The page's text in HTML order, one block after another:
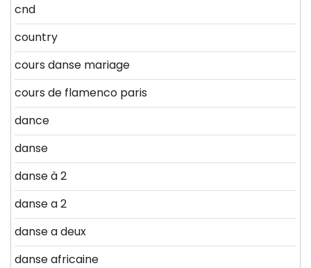
cnd
country
cours danse mariage
cours de flamenco paris
dance
danse
danse à 2
danse a 2
danse a deux
danse africaine